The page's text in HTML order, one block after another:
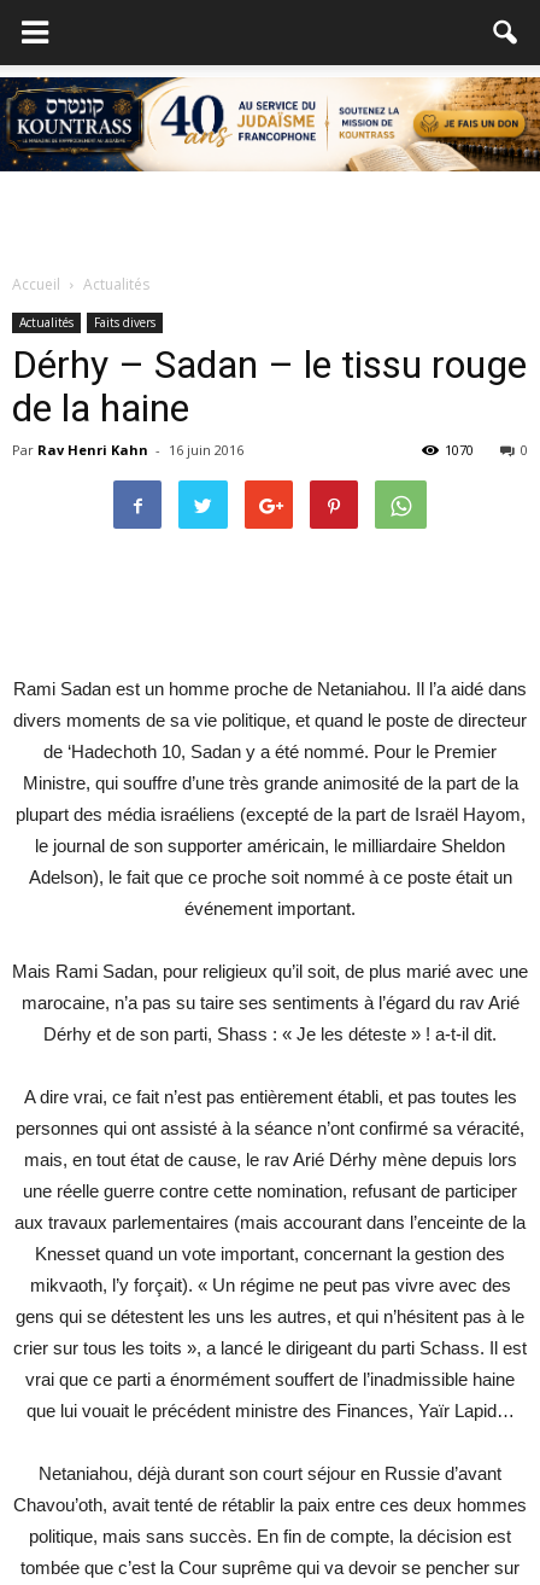
Accueil Actualités
Actualités Faits divers
Dérhy – Sadan – le tissu rouge
de la haine
Par Rav Henri Kahn - 16 juin 2016 0
1070
Rami Sadan est un homme proche de Netaniahou. Il l’a aidé dans
divers moments de sa vie politique, et quand le poste de directeur
de ‘Hadechoth 10, Sadan y a été nommé. Pour le Premier
Ministre, qui souffre d’une très grande animosité de la part de la
plupart des média israéliens (excepté de la part de Israël Hayom,
le journal de son supporter américain, le milliardaire Sheldon
Adelson), le fait que ce proche soit nommé à ce poste était un
événement important.
Mais Rami Sadan, pour religieux qu’il soit, de plus marié avec une
marocaine, n’a pas su taire ses sentiments à l’égard du rav Arié
Dérhy et de son parti, Shass : « Je les déteste » ! a-t-il dit.
A dire vrai, ce fait n’est pas entièrement établi, et pas toutes les
personnes qui ont assisté à la séance n’ont confirmé sa véracité,
mais, en tout état de cause, le rav Arié Dérhy mène depuis lors
une réelle guerre contre cette nomination, refusant de participer
aux travaux parlementaires (mais accourant dans l’enceinte de la
Knesset quand un vote important, concernant la gestion des
mikvaoth, l’y forçait). « Un régime ne peut pas vivre avec des
gens qui se détestent les uns les autres, et qui n’hésitent pas à le
crier sur tous les toits », a lancé le dirigeant du parti Schass. Il est
vrai que ce parti a énormément souffert de l’inadmissible haine
que lui vouait le précédent ministre des Finances, Yaïr Lapid…
Netaniahou, déjà durant son court séjour en Russie d’avant
Chavou’oth, avait tenté de rétablir la paix entre ces deux hommes
politique, mais sans succès. En fin de compte, la décision est
tombée que c’est la Cour suprême qui va devoir se pencher sur